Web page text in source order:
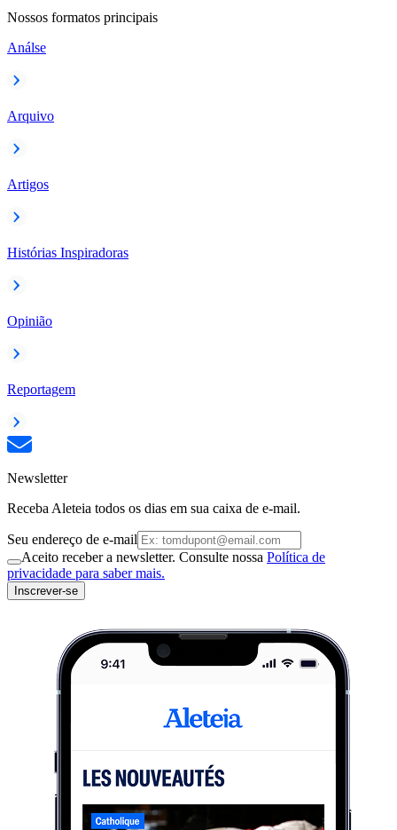
Nossos formatos principais
Análse
Arquivo
Artigos
Histórias Inspiradoras
Opinião
Reportagem
Newsletter
Receba Aleteia todos os dias em sua caixa de e-mail.
Seu endereço de e-mail
Aceito receber a newsletter. Consulte nossa Política de
privacidade para saber mais.
Inscrever-se